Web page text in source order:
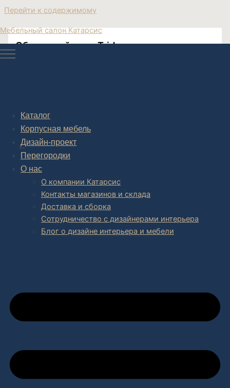
Перейти к содержимому
Мебельный салон Катарсис
Каталог
Корпусная мебель
Дизайн-проект
Перегородки
О нас
О компании Катарсис
Контакты магазинов и склада
Доставка и сборка
Сотрудничество с дизайнерами интерьера
Блог о дизайне интерьера и мебели
Обеденный стол Tridy
Post navigation
НАЗАД